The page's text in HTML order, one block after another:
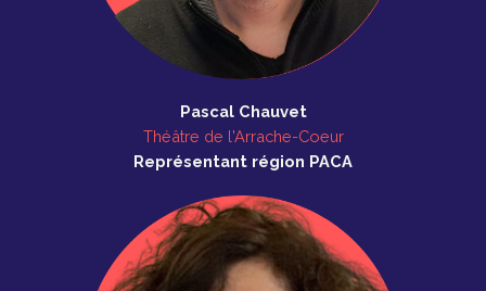
Pascal Chauvet
Théâtre de l'Arrache-Coeur
Représentant région PACA